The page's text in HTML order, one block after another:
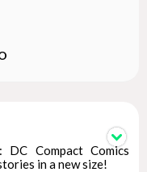
Compact Comics
in a new size!